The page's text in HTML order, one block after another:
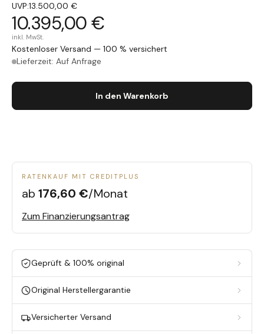
UVP:13.500,00 €
10.395,00 €
inkl. MwSt.
Kostenloser Versand — 100 % versichert
Lieferzeit: Auf Anfrage
In den Warenkorb
RATENKAUF MIT CREDITPLUS
ab 176,60 €/Monat
Zum Finanzierungsantrag
Geprüft & 100% original
Original Herstellergarantie
Versicherter Versand